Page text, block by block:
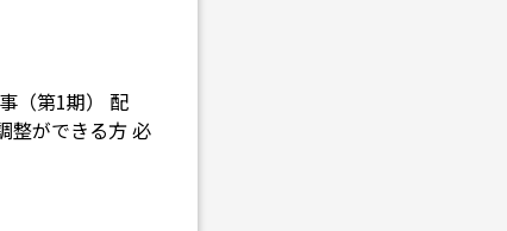
（第1期） 配
整ができる方 必